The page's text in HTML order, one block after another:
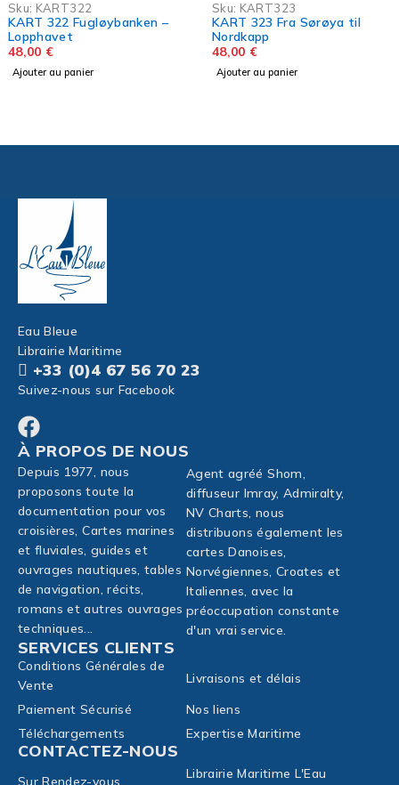
Sku: KART322
KART 322 Fugløybanken –
Lopphavet
48,00 €
Ajouter au panier
Sku: KART323
KART 323 Fra Sørøya til
Nordkapp
48,00 €
Ajouter au panier
Eau Bleue
Librairie Maritime
+33 (0)4 67 56 70 23
Suivez-nous sur Facebook
À PROPOS DE NOUS
Depuis 1977, nous
proposons toute la
documentation pour vos
croisières, Cartes marines
et fluviales, guides et
ouvrages nautiques, tables
de navigation, récits,
romans et autres ouvrages
techniques...
Agent agréé Shom,
diffuseur Imray, Admiralty,
NV Charts, nous
distribuons également les
cartes Danoises,
Norvégiennes, Croates et
Italiennes, avec la
préoccupation constante
d'un vrai service.
SERVICES CLIENTS
Conditions Générales de
Vente
Livraisons et délais
Paiement Sécurisé
Nos liens
Téléchargements
Expertise Maritime
CONTACTEZ-NOUS
Sur Rendez-vous Librairie Maritime L'Eau